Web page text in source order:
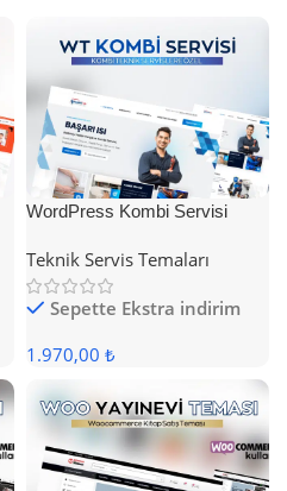
WordPress Kombi Servisi
Teknik Servis Temaları
Sepette Ekstra indirim
1.970,00 ₺